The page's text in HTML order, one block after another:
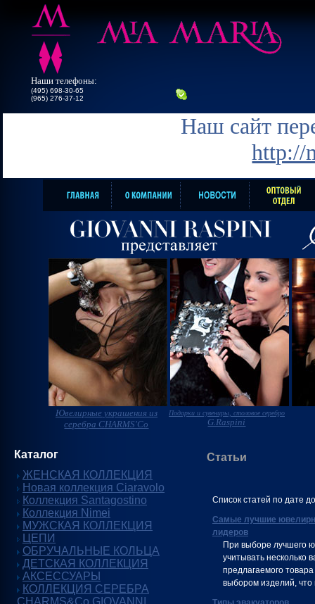
Наши телефоны:
(495) 698-30-65
(965) 276-37-12
Наш сайт
http://
Ювелирные украшения из
серебра CHARMS'Co
Подарки и сувениры, столовое серебро
G.Raspini
Каталог
ЖЕНСКАЯ КОЛЛЕКЦИЯ
Новая коллекция Ciaravolo
Коллекция Santagostino
Коллекция Nimei
МУЖСКАЯ КОЛЛЕКЦИЯ
ЦЕПИ
ОБРУЧАЛЬНЫЕ КОЛЬЦА
ДЕТСКАЯ КОЛЛЕКЦИЯ
АКСЕССУАРЫ
КОЛЛЕКЦИЯ СЕРЕБРА
CHARMS&Co GIOVANNI
Статьи
Список статей по дате
Самые лучшие
лидеров
При выборе лучшего
учитывать несколько
предлагаемого
выбором изделий, что